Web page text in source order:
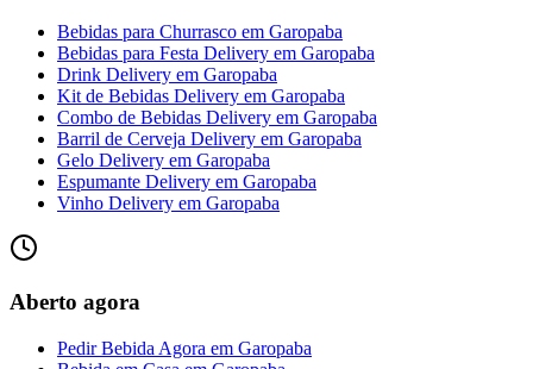
Bebidas para Churrasco em Garopaba
Bebidas para Festa Delivery em Garopaba
Drink Delivery em Garopaba
Kit de Bebidas Delivery em Garopaba
Combo de Bebidas Delivery em Garopaba
Barril de Cerveja Delivery em Garopaba
Gelo Delivery em Garopaba
Espumante Delivery em Garopaba
Vinho Delivery em Garopaba
Aberto agora
Pedir Bebida Agora em Garopaba